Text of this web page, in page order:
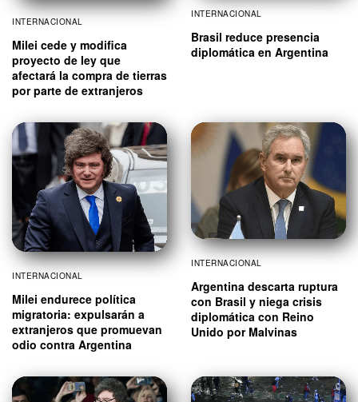
INTERNACIONAL
Milei cede y modifica
proyecto de ley que
afectará la compra de tierras
por parte de extranjeros
INTERNACIONAL
Brasil reduce presencia
diplomática en Argentina
INTERNACIONAL
Milei endurece política
migratoria: expulsarán a
extranjeros que promuevan
odio contra Argentina
INTERNACIONAL
Argentina descarta ruptura
con Brasil y niega crisis
diplomática con Reino
Unido por Malvinas